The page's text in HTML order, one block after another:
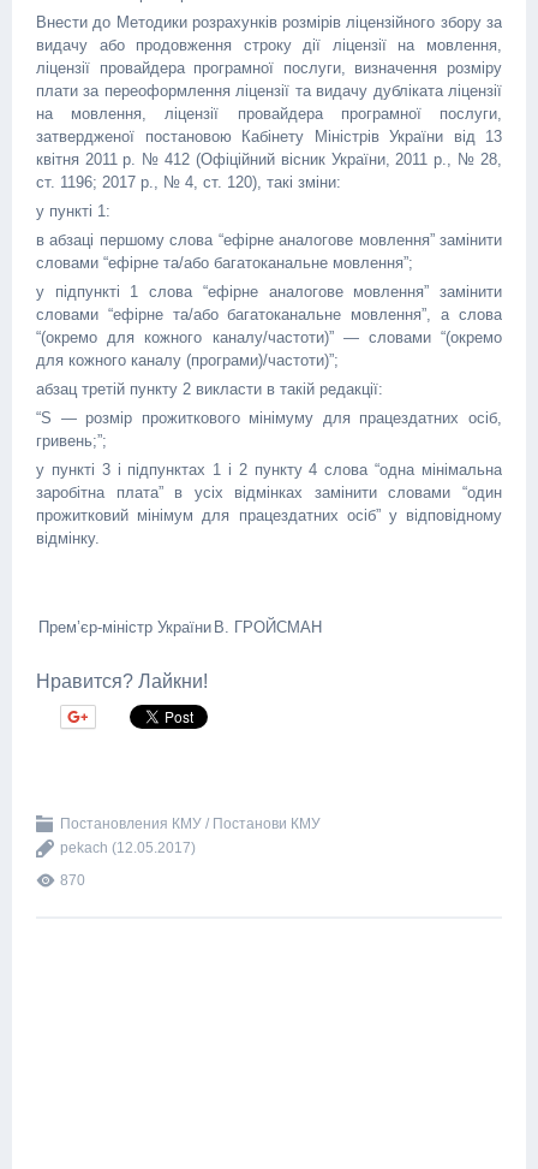
Внести до Методики розрахунків розмірів ліцензійного збору за
видачу або продовження строку дії ліцензії на мовлення,
ліцензії провайдера програмної послуги, визначення розміру
плати за переоформлення ліцензії та видачу дубліката ліцензії
на мовлення, ліцензії провайдера програмної послуги,
затвердженої постановою Кабінету Міністрів України від 13
квітня 2011 р. № 412 (Офіційний вісник України, 2011 р., № 28,
ст. 1196; 2017 р., № 4, ст. 120), такі зміни:
у пункті 1:
в абзаці першому слова “ефірне аналогове мовлення” замінити
словами “ефірне та/або багатоканальне мовлення”;
у підпункті 1 слова “ефірне аналогове мовлення” замінити
словами “ефірне та/або багатоканальне мовлення”, а слова
“(окремо для кожного каналу/частоти)” — словами “(окремо
для кожного каналу (програми)/частоти)”;
абзац третій пункту 2 викласти в такій редакції:
“S — розмір прожиткового мінімуму для працездатних осіб,
гривень;”;
у пункті 3 і підпунктах 1 і 2 пункту 4 слова “одна мінімальна
заробітна плата” в усіх відмінках замінити словами “один
прожитковий мінімум для працездатних осіб” у відповідному
відмінку.
Прем’єр-міністр України В. ГРОЙСМАН
Нравится? Лайкни!
Постановления КМУ / Постанови КМУ
pekach (12.05.2017)
870